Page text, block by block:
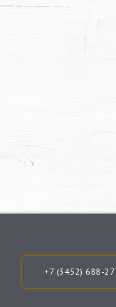
+7 (3452) 688-